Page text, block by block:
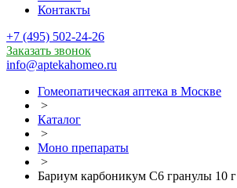
Контакты
+7 (495) 502-24-26
Заказать звонок
info@aptekahomeo.ru
Гомеопатическая аптека в Москве
>
Каталог
>
Моно препараты
>
Бариум карбоникум С6 гранулы 10 г